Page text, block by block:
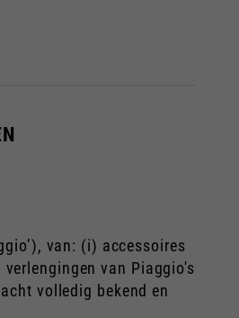
van: (i) accessoires
van Piaggio's
volledig bekend en